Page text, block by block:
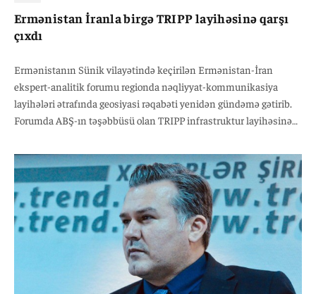
Ermənistan İranla birgə TRIPP layihəsinə qarşı
çıxdı
Ermənistanın Sünik vilayətində keçirilən Ermənistan-İran
ekspert-analitik forumu regionda nəqliyyat-kommunikasiya
layihələri ətrafında geosiyasi rəqabəti yenidən gündəmə gətirib.
Forumda ABŞ-ın təşəbbüsü olan TRIPP infrastruktur layihəsinə
iştirakı ilə razılaşdırılmış nəqliyyat kommunikasiyalarının
açılmasının ləngidilməsinə yönələn çağırışlar diqqət çəkib.